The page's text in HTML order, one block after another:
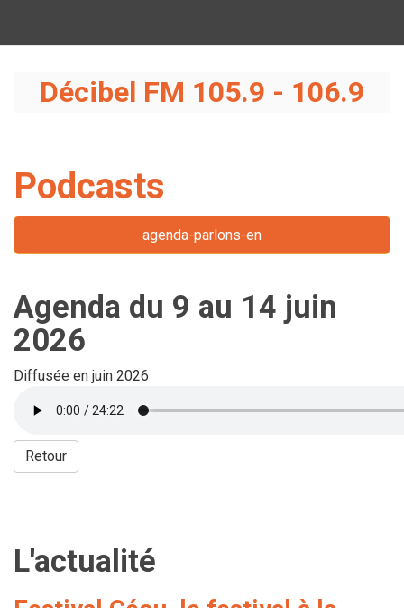
Décibel FM 105.9 - 106.9
Podcasts
agenda-parlons-en
Agenda du 9 au 14 juin
2026
Diffusée en juin 2026
Retour
L'actualité